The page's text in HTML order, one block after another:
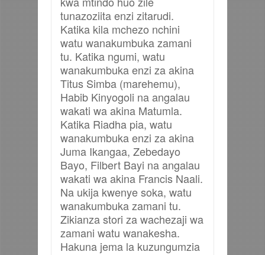
tunazoziita enzi zitarudi.
Katika kila mchezo nchini
watu wanakumbuka zamani
tu. Katika ngumi, watu
wanakumbuka enzi za akina
Titus Simba (marehemu),
Habib Kinyogoli na angalau
wakati wa akina Matumla.
Katika Riadha pia, watu
wanakumbuka enzi za akina
Juma Ikangaa, Zebedayo
Bayo, Filbert Bayi na angalau
wakati wa akina Francis Naali.
Na ukija kwenye soka, watu
wanakumbuka zamani tu.
Zikianza stori za wachezaji wa
zamani watu wanakesha.
Hakuna jema la kuzungumzia